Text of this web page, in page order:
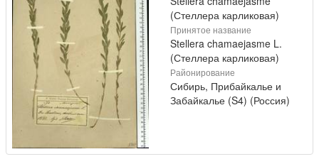
(Стеллера карликовая)
Принятое название
Stellera chamaejasme L.
(Стеллера карликовая)
Районирование
Сибирь, Прибайкалье и
Забайкалье (S4) (Россия)